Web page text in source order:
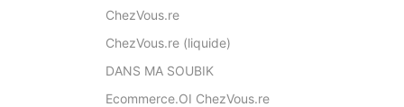
ChezVous.re
ChezVous.re (liquide)
DANS MA SOUBIK
Ecommerce.OI ChezVous.re